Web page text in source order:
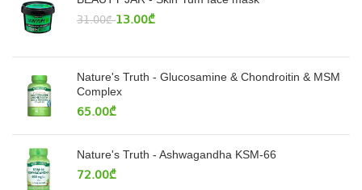
31.00₾ 13.00₾
Nature's Truth - Glucosamine & Chondroitin & MSM
Complex
65.00₾
Nature's Truth - Ashwagandha KSM-66
72.00₾